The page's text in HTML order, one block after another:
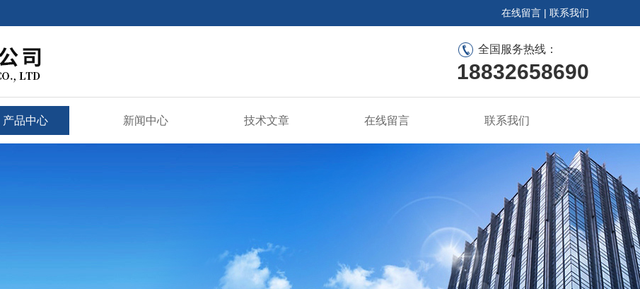
在线留言 | 联系我们
全国服务热线：
18832658690
产品中心 新闻中心 技术文章 在线留言 联系我们